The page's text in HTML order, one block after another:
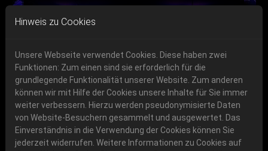
Skip to main navigation
Skip to main content
Skip to page footer
06.-08. August 2026
Schlotheim, Flugplatz Obermehler
Get your tickets!
Ticketshop www.cudgel.de
Previous Next
Hinweis zu Cookies
Unsere Webseite verwendet Cookies. Diese haben zwei
Funktionen: Zum einen sind sie erforderlich für die
grundlegende Funktionalität unserer Website. Zum anderen
können wir mit Hilfe der Cookies unsere Inhalte für Sie immer
weiter verbessern. Hierzu werden pseudonymisierte Daten
von Website-Besuchern gesammelt und ausgewertet. Das
Einverständnis in die Verwendung der Cookies können Sie
jederzeit widerrufen. Weitere Informationen zu Cookies auf